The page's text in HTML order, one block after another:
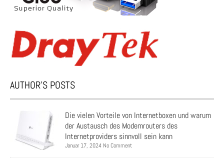
AUTHOR’S POSTS
Die vielen Vorteile von Internetboxen und warum
der Austausch des Modemrouters des
Internetproviders sinnvoll sein kann
Januar 17, 2024 No Comment